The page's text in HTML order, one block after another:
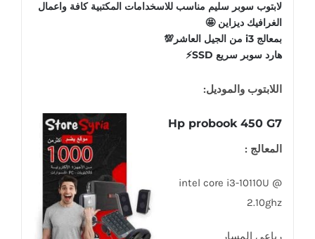
لابتوب سوبر سليم مناسب للاسخدامات المكتبية كافة واعمال
الغرافيك ديزاين 🤩
بمعالج i3 من الجيل العاشر💯
هارد سوبر سريع SSD⚡️
اللابتوب والموديل:
Hp probook 450 G7
المعالج :
intel core i3-10110U @
2.10ghz
رباعي المسار